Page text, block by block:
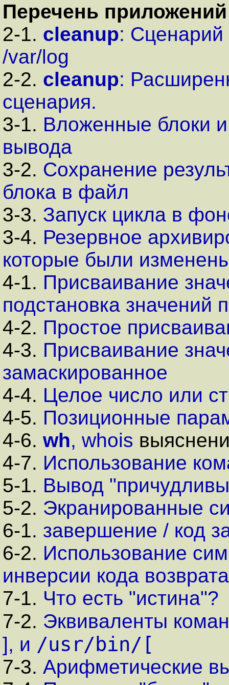
Перечень приложений
2-1. cleanup: Сценарий
/var/log
2-2. cleanup:
сценария.
3-1. Вложенные блоки
вывода
3-2. Сохранение
блока в файл
3-3. Запуск цикла в
3-4. Резервное
которые были
4-1. Присваивание
подстановка значений
4-2. Простое
4-3. Присваивание
замаскированное
4-4. Целое число или
4-5. Позиционные
4-6. wh, whois
4-7. Использование
5-1. Вывод
5-2. Экранированные
6-1. завершение / код
6-2. Использование
инверсии кода возврата
7-1. Что есть "истина"?
7-2. Эквиваленты
], и /usr/bin/[
7-3. Арифметические